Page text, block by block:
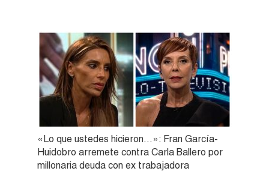
«Lo que ustedes hicieron…»: Fran García-
Huidobro arremete contra Carla Ballero por
millonaria deuda con ex trabajadora